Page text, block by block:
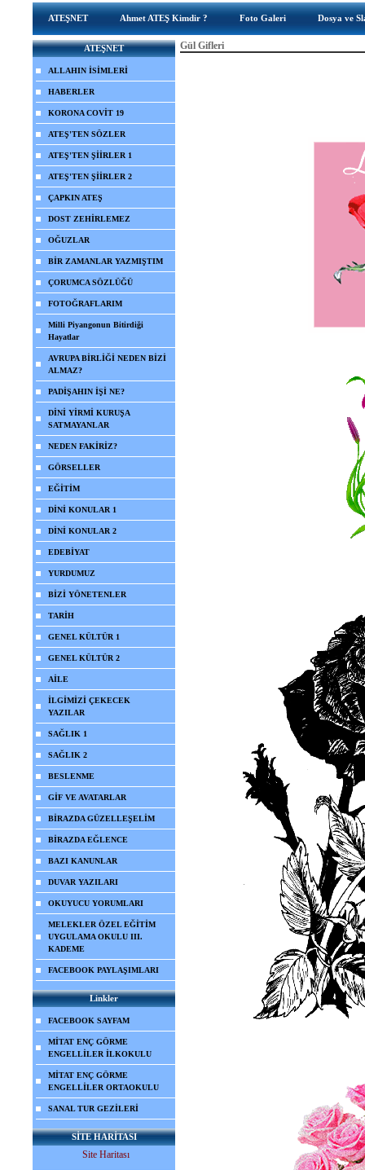
ATEŞNET Ahmet ATEŞ Kimdir ? Foto Galeri Dosya ve
ATEŞNET
ALLAHIN İSİMLERİ
HABERLER
KORONA COVİT 19
ATEŞ'TEN SÖZLER
ATEŞ'TEN ŞİİRLER 1
ATEŞ'TEN ŞİİRLER 2
ÇAPKIN ATEŞ
DOST ZEHİRLEMEZ
OĞUZLAR
BİR ZAMANLAR YAZMIŞTIM
ÇORUMCA SÖZLÜĞÜ
FOTOĞRAFLARIM
Milli Piyangonun Bitirdiği
Hayatlar
AVRUPA BİRLİĞİ NEDEN BİZİ
ALMAZ?
PADİŞAHIN İŞİ NE?
DİNİ YİRMİ KURUŞA
SATMAYANLAR
NEDEN FAKİRİZ?
GÖRSELLER
EĞİTİM
DİNİ KONULAR 1
DİNİ KONULAR 2
EDEBİYAT
YURDUMUZ
BİZİ YÖNETENLER
TARİH
GENEL KÜLTÜR 1
GENEL KÜLTÜR 2
AİLE
İLGİMİZİ ÇEKECEK
YAZILAR
SAĞLIK 1
SAĞLIK 2
BESLENME
GİF VE AVATARLAR
BİRAZDA GÜZELLEŞELİM
BİRAZDA EĞLENCE
BAZI KANUNLAR
DUVAR YAZILARI
OKUYUCU YORUMLARI
MELEKLER ÖZEL EĞİTİM
UYGULAMA OKULU III.
KADEME
FACEBOOK PAYLAŞIMLARI
Linkler
FACEBOOK SAYFAM
MİTAT ENÇ GÖRME
ENGELLİLER İLKOKULU
MİTAT ENÇ GÖRME
ENGELLİLER ORTAOKULU
SANAL TUR GEZİLERİ
SİTE HARİTASI
Site Haritası
Gül Gifleri